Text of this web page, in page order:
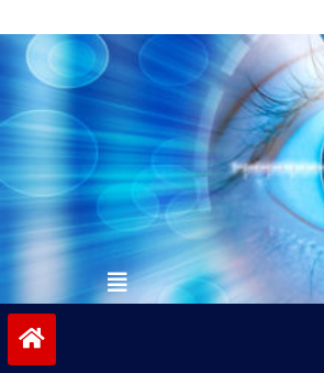
to
contentvinivida.lk